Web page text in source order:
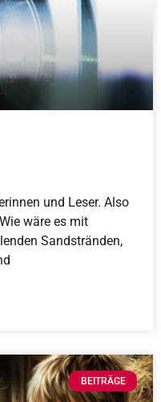
und Leser. Also
wäre es mit
Sandstränden,
BEITRÄGE